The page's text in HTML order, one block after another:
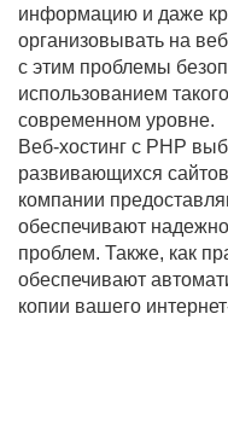
информацию и даже
организовывать на
с этим проблемы
использованием
современном уровне.
Веб-хостинг с PHP
развивающихся
компании
обеспечивают
проблем. Также, как
обеспечивают
копии вашего